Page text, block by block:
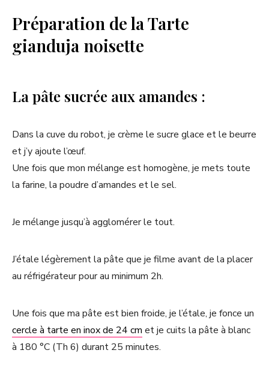
Préparation de la Tarte
gianduja noisette
La pâte sucrée aux amandes :
Dans la cuve du robot, je crème le sucre glace et le beurre
et j’y ajoute l’œuf.
Une fois que mon mélange est homogène, je mets toute
la farine, la poudre d’amandes et le sel.
Je mélange jusqu’à agglomérer le tout.
J’étale légèrement la pâte que je filme avant de la placer
au réfrigérateur pour au minimum 2h.
Une fois que ma pâte est bien froide, je l’étale, je fonce un
cercle à tarte en inox de 24 cm et je cuits la pâte à blanc
à 180 °C (Th 6) durant 25 minutes.